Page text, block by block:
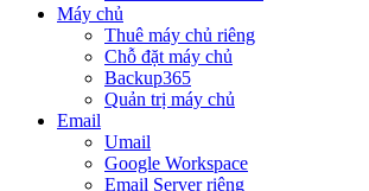
Máy chủ
Thuê máy chủ riêng
Chỗ đặt máy chủ
Backup365
Quản trị máy chủ
Email
Umail
Google Workspace
Email Server riêng